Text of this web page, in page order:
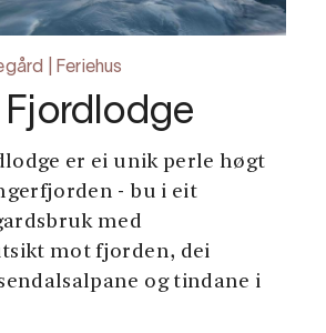
| Feriehus
Fjordlodge
er ei unik perle høgt
- bu i eit
med
mot fjorden, dei
og tindane i